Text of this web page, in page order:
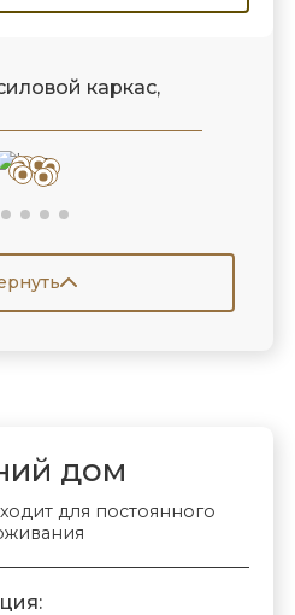
каркас,
дом
для постоянного